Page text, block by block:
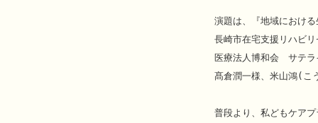
演題は、『地域におけ
長崎市在宅支援リハビ
医療法人博和会　サテ
髙倉潤一様、米山鴻(こ
普段より、私どもケア